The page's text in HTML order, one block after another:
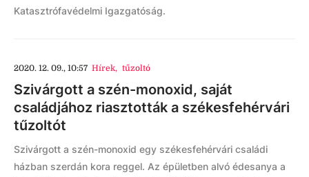
Katasztrófavédelmi Igazgatóság.
2020. 12. 09., 10:57 Hírek, tűzoltó
Szivárgott a szén-monoxid, saját
családjához riasztották a székesfehérvári
tűzoltót
Szivárgott a szén-monoxid egy székesfehérvári családi
házban szerdán kora reggel. Az épületben alvó édesanya a